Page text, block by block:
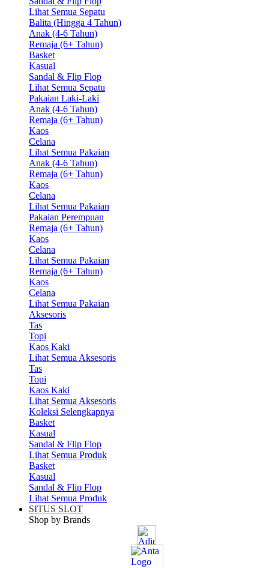
Lihat Semua Sepatu
Balita (Hingga 4 Tahun)
Anak (4-6 Tahun)
Remaja (6+ Tahun)
Basket
Kasual
Sandal & Flip Flop
Lihat Semua Sepatu
Pakaian Laki-Laki
Anak (4-6 Tahun)
Remaja (6+ Tahun)
Kaos
Celana
Lihat Semua Pakaian
Anak (4-6 Tahun)
Remaja (6+ Tahun)
Kaos
Celana
Lihat Semua Pakaian
Pakaian Perempuan
Remaja (6+ Tahun)
Kaos
Celana
Lihat Semua Pakaian
Remaja (6+ Tahun)
Kaos
Celana
Lihat Semua Pakaian
Aksesoris
Tas
Topi
Kaos Kaki
Lihat Semua Aksesoris
Tas
Topi
Kaos Kaki
Lihat Semua Aksesoris
Koleksi Selengkapnya
Basket
Kasual
Sandal & Flip Flop
Lihat Semua Produk
Basket
Kasual
Sandal & Flip Flop
Lihat Semua Produk
SITUS SLOT
Shop by Brands